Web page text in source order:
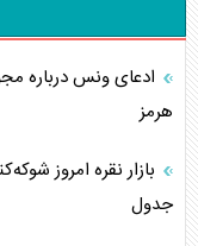
ادعای ونس درباره
هرمز
بازار نقره امروز
جدول